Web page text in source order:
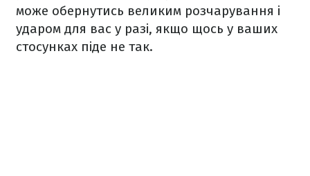
може обернутись великим розчарування і
ударом для вас у разі, якщо щось у ваших
стосунках піде не так.